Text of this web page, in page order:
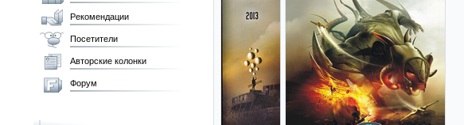
Рекомендации
Посетители
Авторские колонки
Форум